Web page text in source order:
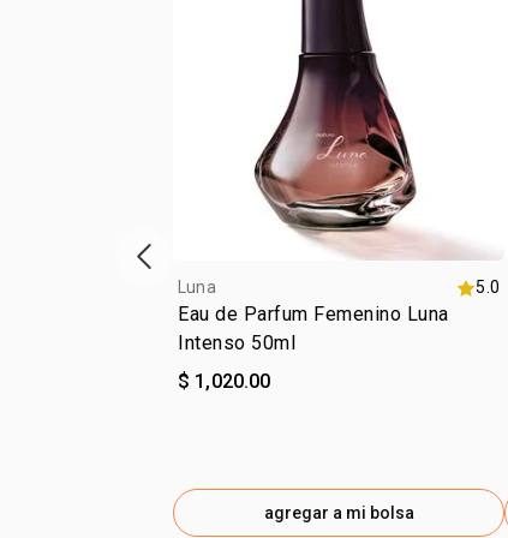
Luna 5.0
Eau de Parfum Femenino Luna
Intenso 50ml
$ 1,020.00
agregar a mi bolsa
ítem anterior